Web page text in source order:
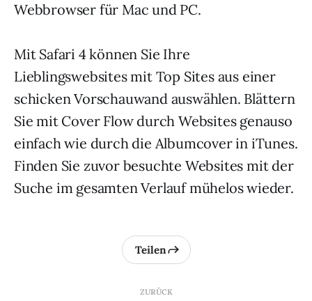
Webbrowser für Mac und PC.
Mit Safari 4 können Sie Ihre
Lieblingswebsites mit Top Sites aus einer
schicken Vorschauwand auswählen. Blättern
Sie mit Cover Flow durch Websites genauso
einfach wie durch die Albumcover in iTunes.
Finden Sie zuvor besuchte Websites mit der
Suche im gesamten Verlauf mühelos wieder.
ZURÜCK
Teilen